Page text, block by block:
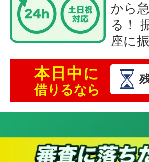
から
る！
座に
本日中に
借りるなら